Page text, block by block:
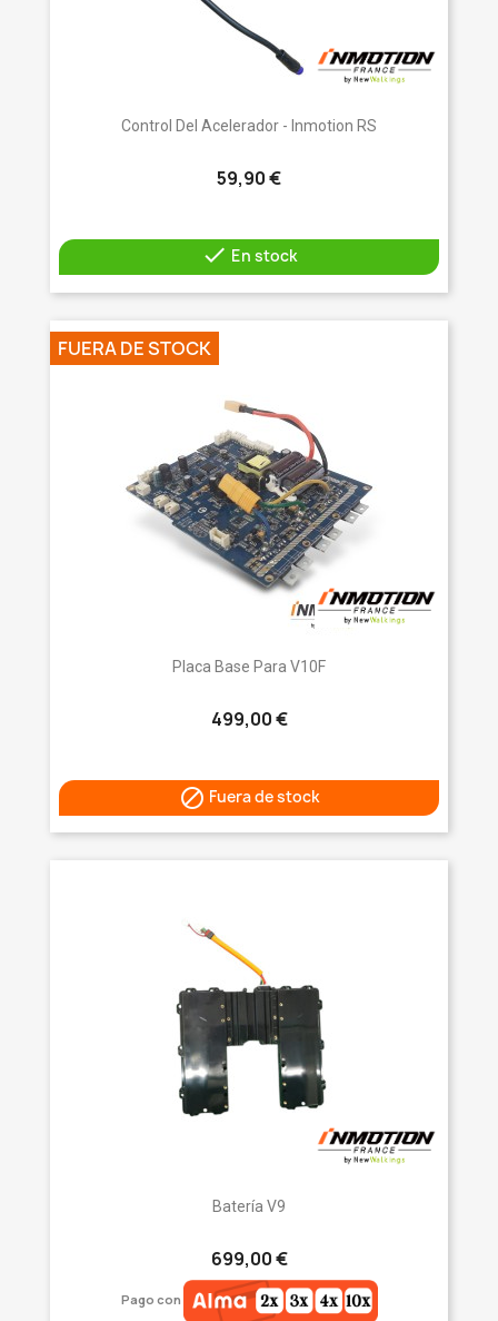
Control Del Acelerador - Inmotion RS
59,90 €
 En stock
Placa Base Para V10F
499,00 €
 Fuera de stock
FUERA DE STOCK
Batería V9
699,00 €
Pago con